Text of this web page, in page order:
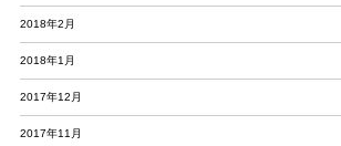
2018年2月
2018年1月
2017年12月
2017年11月